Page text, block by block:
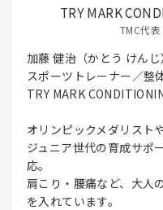
TRY MARK
TMC代表
加藤 健治（かとう けんじ
スポーツトレーナー／整
TRY MARK
オリンピックメダリスト
ジュニア世代の育成サポ
応。
肩こり・腰痛など、大人
を入れています。